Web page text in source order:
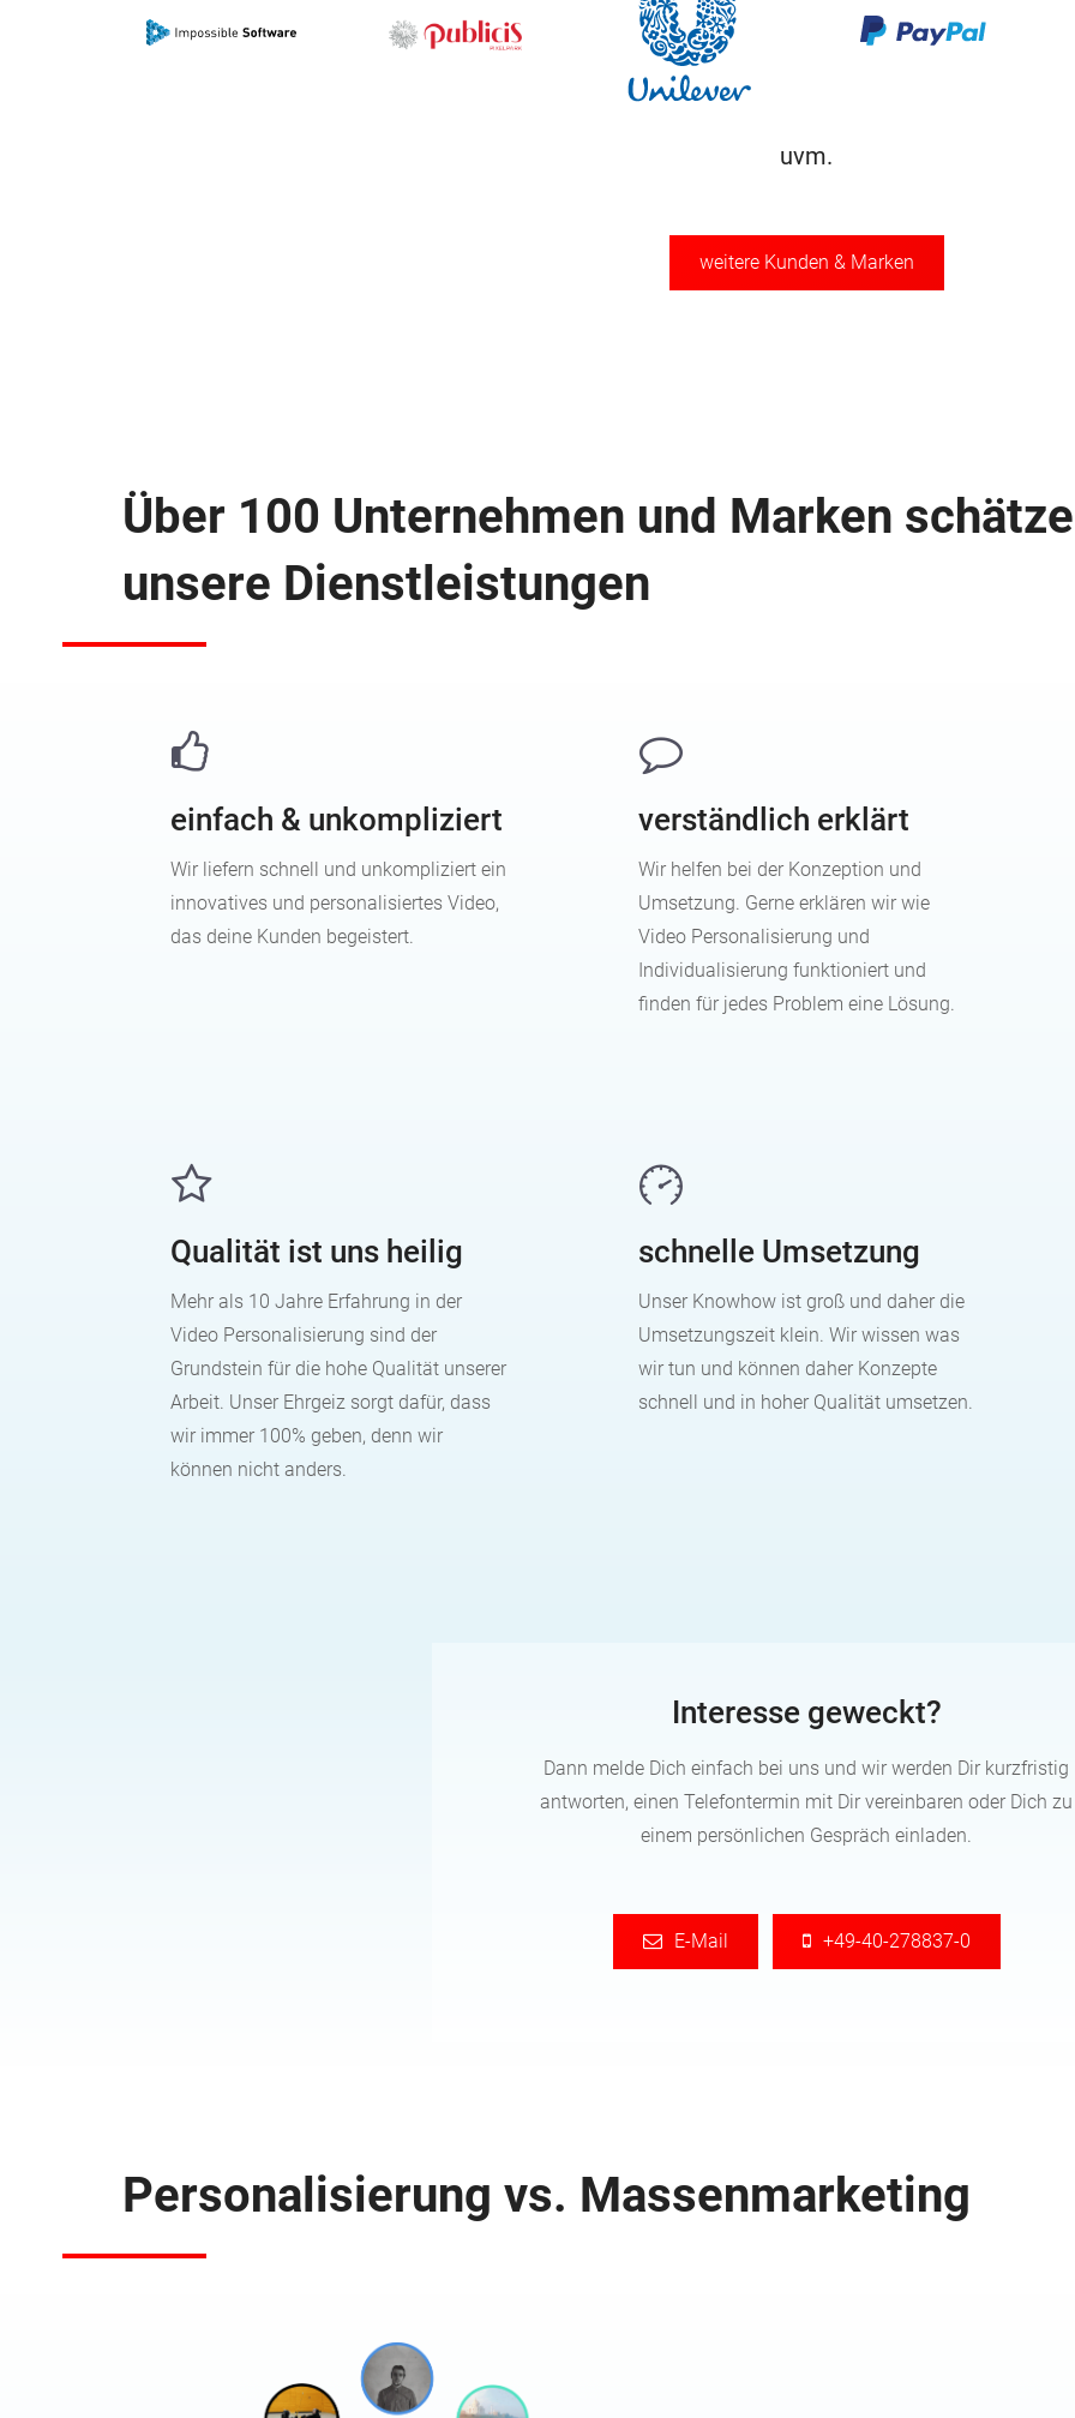
uvm.
weitere Kunden & Marken
Über 100 Unternehmen und Marken
unsere Dienstleistungen
einfach & unkompliziert
Wir liefern schnell und unkompliziert ein
innovatives und personalisiertes Video,
das deine Kunden begeistert.
verständlich erklärt
Wir helfen bei der Konzeption und
Umsetzung. Gerne erklären wir wie
Video Personalisierung und
Individualisierung funktioniert und
finden für jedes Problem eine Lösung.
Qualität ist uns heilig
Mehr als 10 Jahre Erfahrung in der
Video Personalisierung sind der
Grundstein für die hohe Qualität unserer
Arbeit. Unser Ehrgeiz sorgt dafür, dass
wir immer 100% geben, denn wir
können nicht anders.
schnelle Umsetzung
Unser Knowhow ist groß und daher die
Umsetzungszeit klein. Wir wissen was
wir tun und können daher Konzepte
schnell und in hoher Qualität umsetzen.
Interesse geweckt?
Dann melde Dich einfach bei uns und wir werden Dir kurzfristig
antworten, einen Telefontermin mit Dir vereinbaren oder Dich zu
einem persönlichen Gespräch einladen.
E-Mail +49-40-278837-0
Personalisierung vs. Massenmarketing